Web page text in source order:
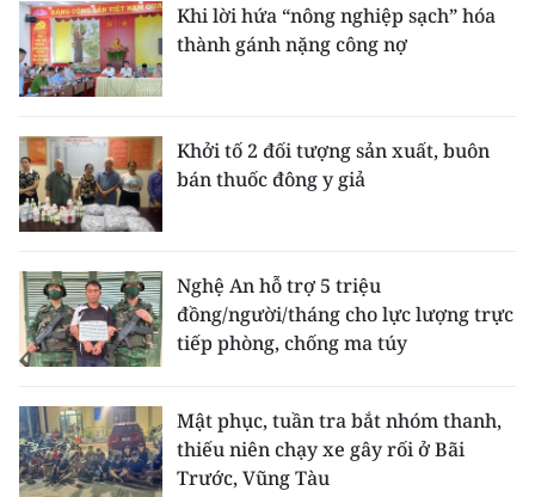
Khi lời hứa “nông nghiệp sạch” hóa
thành gánh nặng công nợ
Khởi tố 2 đối tượng sản xuất, buôn
bán thuốc đông y giả
Nghệ An hỗ trợ 5 triệu
đồng/người/tháng cho lực lượng trực
tiếp phòng, chống ma túy
Mật phục, tuần tra bắt nhóm thanh,
thiếu niên chạy xe gây rối ở Bãi
Trước, Vũng Tàu